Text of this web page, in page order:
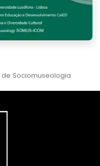
Sociomuseologia